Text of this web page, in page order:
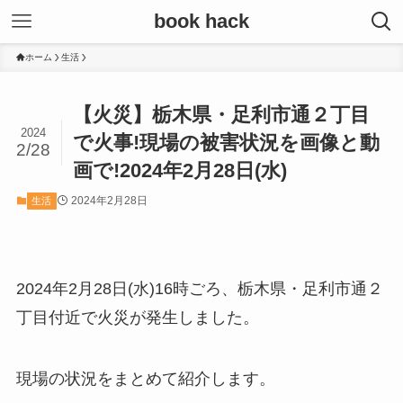
book hack
ホーム 生活
【火災】栃木県・足利市通２丁目
で火事!現場の被害状況を画像と動
画で!2024年2月28日(水)
2024
2/28
生活 2024年2月28日
2024年2月28日(水)16時ごろ、栃木県・足利市通２
丁目付近で火災が発生しました。
現場の状況をまとめて紹介します。